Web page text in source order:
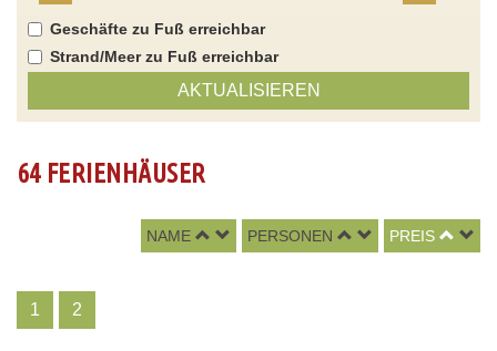
Geschäfte zu Fuß erreichbar
Strand/Meer zu Fuß erreichbar
AKTUALISIEREN
64 FERIENHÄUSER
NAME PERSONEN PREIS
1 2